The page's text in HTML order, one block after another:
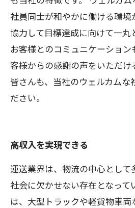
社員同士が和やかに働ける環境
協力して目標達成に向けて一丸
お客様とのコミュニケーション
客様からの感謝の声をいただけ
皆さんも、当社のウェルカムな
ださい。
高収入を実現できる
運送業界は、物流の中心として
社会に欠かせない存在となって
は、大型トラックや軽貨物車